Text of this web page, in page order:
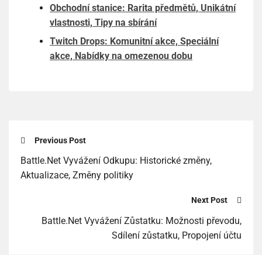
Obchodní stanice: Rarita předmětů, Unikátní
vlastnosti, Tipy na sbírání
Twitch Drops: Komunitní akce, Speciální
akce, Nabídky na omezenou dobu
Previous Post
Battle.Net Vyvážení Odkupu: Historické změny,
Aktualizace, Změny politiky
Next Post
Battle.Net Vyvážení Zůstatku: Možnosti převodu,
Sdílení zůstatku, Propojení účtu